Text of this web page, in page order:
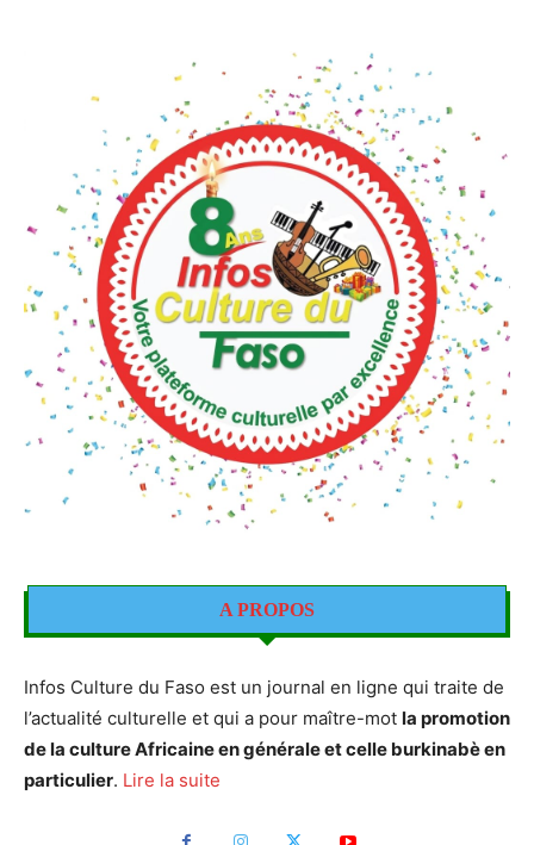
A PROPOS
Infos Culture du Faso est un journal en ligne qui traite de
l’actualité culturelle et qui a pour maître-mot la promotion
de la culture Africaine en générale et celle burkinabè en
particulier. Lire la suite